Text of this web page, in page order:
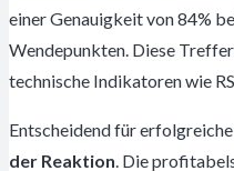
einer Genauigkeit von 84%
Wendepunkten. Diese
technische Indikatoren wie
Entscheidend für
der Reaktion. Die